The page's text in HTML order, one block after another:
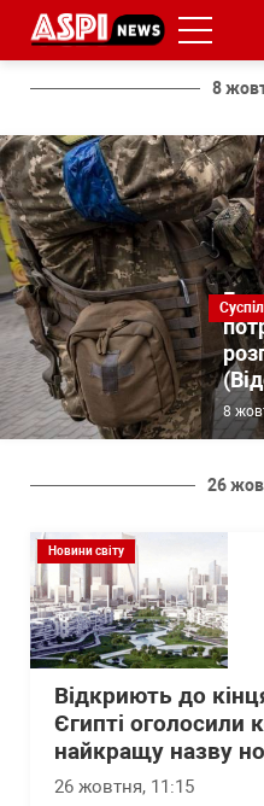
8
8
26
Новини світу
Відкриють до
Єгипті оголосили
найкращу назву
26 жовтня, 11:15
#ООС
#боротьба
з
корупцією
#ДФС